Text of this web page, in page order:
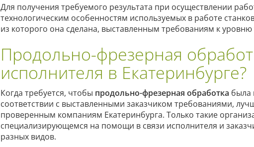
Для получения требуемого результата при осуществлении
технологическим особенностям используемых в работе
из которого она сделана, выставленным требованиям к уровню
Продольно-фрезерная
исполнителя в Екатеринбурге?
Когда требуется, чтобы продольно-фрезерная обработка была
соответствии с выставленными заказчиком требованиями,
проверенным компаниям Екатеринбурга. Только такие
специализирующемся на помощи в связи исполнителя и
разных видов.